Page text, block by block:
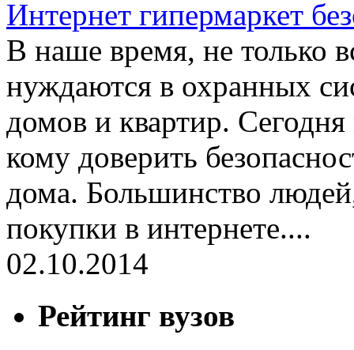
Интернет гипермаркет
В наше время, не только
нуждаются в охранных
домов и квартир.
кому доверить
дома. Большинство
покупки в интернете....
02.10.2014
Рейтинг вузов